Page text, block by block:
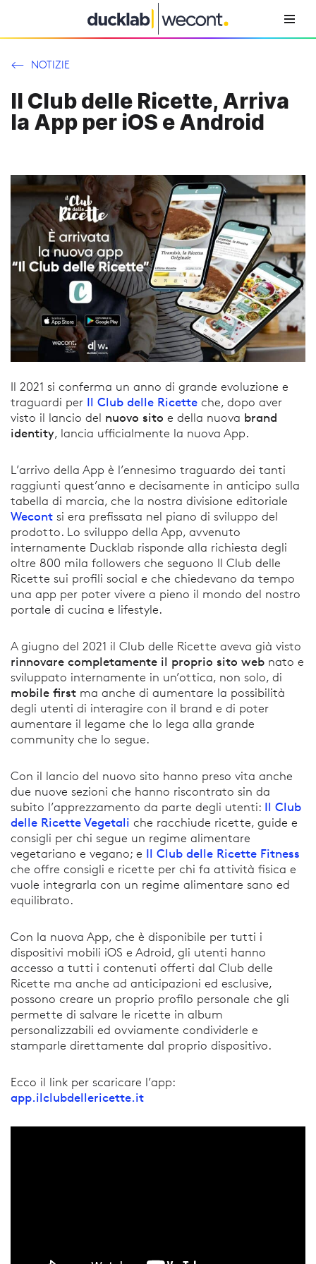
Vai
contenuto
NOTIZIE
Il Club delle Ricette, Arriva
la App per iOS e Android
Il 2021 si conferma un anno di grande evoluzione e
traguardi per Il Club delle Ricette che, dopo aver
visto il lancio del nuovo sito e della nuova brand
identity, lancia ufficialmente la nuova App.
L’arrivo della App è l’ennesimo traguardo dei tanti
raggiunti quest’anno e decisamente in anticipo sulla
tabella di marcia, che la nostra divisione editoriale
Wecont si era prefissata nel piano di sviluppo del
prodotto. Lo sviluppo della App, avvenuto
internamente Ducklab risponde alla richiesta degli
oltre 800 mila followers che seguono Il Club delle
Ricette sui profili social e che chiedevano da tempo
una app per poter vivere a pieno il mondo del nostro
portale di cucina e lifestyle.
A giugno del 2021 il Club delle Ricette aveva già visto
rinnovare completamente il proprio sito web nato e
sviluppato internamente in un’ottica, non solo, di
mobile first ma anche di aumentare la possibilità
degli utenti di interagire con il brand e di poter
aumentare il legame che lo lega alla grande
community che lo segue.
Con il lancio del nuovo sito hanno preso vita anche
due nuove sezioni che hanno riscontrato sin da
subito l’apprezzamento da parte degli utenti: Il Club
delle Ricette Vegetali che racchiude ricette, guide e
consigli per chi segue un regime alimentare
vegetariano e vegano; e Il Club delle Ricette Fitness
che offre consigli e ricette per chi fa attività fisica e
vuole integrarla con un regime alimentare sano ed
equilibrato.
Con la nuova App, che è disponibile per tutti i
dispositivi mobili iOS e Adroid, gli utenti hanno
accesso a tutti i contenuti offerti dal Club delle
Ricette ma anche ad anticipazioni ed esclusive,
possono creare un proprio profilo personale che gli
permette di salvare le ricette in album
personalizzabili ed ovviamente condividerle e
stamparle direttamente dal proprio dispositivo.
Ecco il link per scaricare l’app:
app.ilclubdellericette.it